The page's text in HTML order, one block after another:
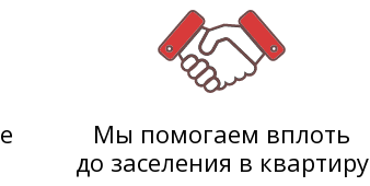
Мы помогаем вплоть
до заселения в квартиру